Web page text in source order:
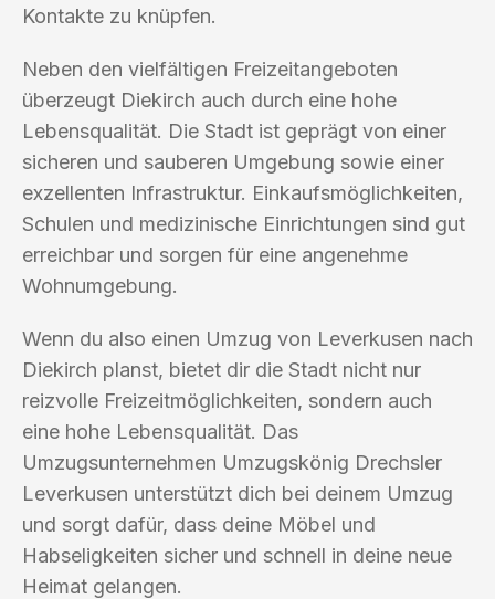
Kontakte zu knüpfen.
Neben den vielfältigen Freizeitangeboten
überzeugt Diekirch auch durch eine hohe
Lebensqualität. Die Stadt ist geprägt von einer
sicheren und sauberen Umgebung sowie einer
exzellenten Infrastruktur. Einkaufsmöglichkeiten,
Schulen und medizinische Einrichtungen sind gut
erreichbar und sorgen für eine angenehme
Wohnumgebung.
Wenn du also einen Umzug von Leverkusen nach
Diekirch planst, bietet dir die Stadt nicht nur
reizvolle Freizeitmöglichkeiten, sondern auch
eine hohe Lebensqualität. Das
Umzugsunternehmen Umzugskönig Drechsler
Leverkusen unterstützt dich bei deinem Umzug
und sorgt dafür, dass deine Möbel und
Habseligkeiten sicher und schnell in deine neue
Heimat gelangen.